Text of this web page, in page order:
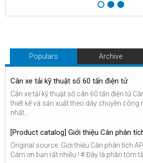
Populars Archive
Cân xe tải kỹ thuật số 60 tấn điện tử
Cân xe tải kỹ thuật số cân 60 tấn điện tử
thiết kế và sản xuất theo dây chuyền công
nhất...
[Product catalog] Giới thiệu Cân phân
Original source: Giới thiệu Cân phân tích AP
Cám ơn bạn rất nhiều ! # Đây là phần tóm